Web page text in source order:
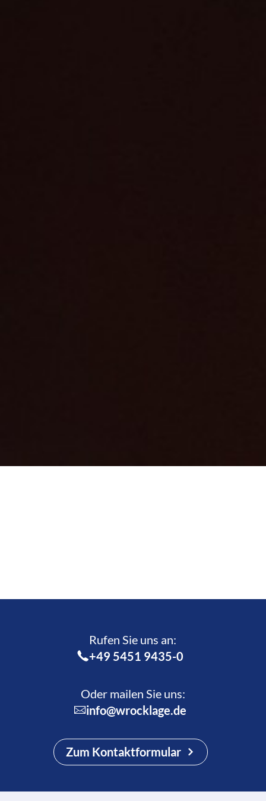
Rufen Sie uns an:­
+49 5451 9435-0
Oder mailen Sie uns:
info@wrocklage.de
Zum Kontaktformular